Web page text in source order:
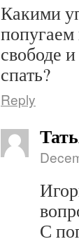
Какими
попугаем
свободе
спать?
Reply
С